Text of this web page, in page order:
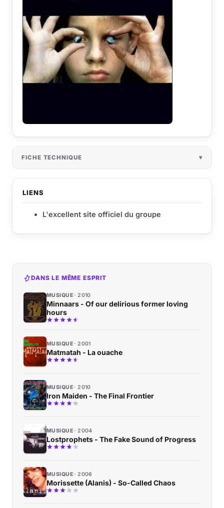
FICHE TECHNIQUE
LIENS
L'excellent site officiel du groupe
DANS LE MÊME ESPRIT
MUSIQUE 2010
Minnaars - Of our delirious former loving
hours
MUSIQUE 2001
Matmatah - La ouache
MUSIQUE 2010
Iron Maiden - The Final Frontier
MUSIQUE 2004
Lostprophets - The Fake Sound of Progress
MUSIQUE 2006
Morissette (Alanis) - So-Called Chaos